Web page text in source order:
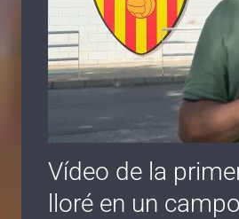
Vídeo de la
lloré en un